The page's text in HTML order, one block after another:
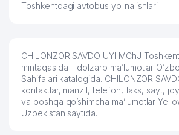
Toshkentdagi avtobus yo'nalishlari
CHILONZOR SAVDO UYI MChJ
mintaqasida – dolzarb ma’lumotlar
Sahifalari katalogida. CHILONZOR
kontaktlar, manzil, telefon, faks, sayt,
va boshqa qo’shimcha ma’lumotlar
Uzbekistan saytida.